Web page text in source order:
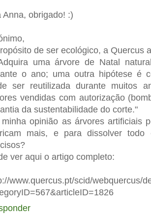
Anna, obrigado! :)
de ser ecológico, a Quercus
uma árvore de Natal
o ano; uma outra hipótese é
ser reutilizada durante muitos
vendidas com autorização
da sustentabilidade do corte."
minha opinião as árvores artificiais
mais, e para dissolver todo
ver aqui o artigo completo:
www.quercus.pt/scid/webquercus/